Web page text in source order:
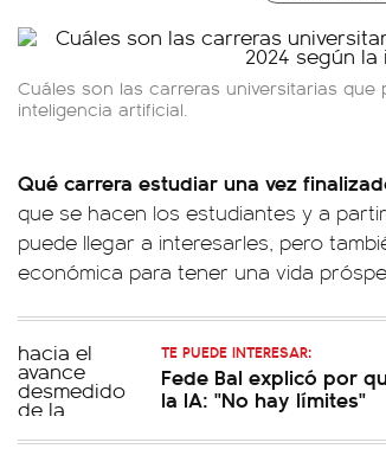
Cuáles son las carreras universitarias
inteligencia artificial.
Qué carrera estudiar una vez
que se hacen los estudiantes y a
puede llegar a interesarles, pero
económica para tener una vida
TE PUEDE INTERESAR:
Fede Bal explicó por
la IA: "No hay límites"